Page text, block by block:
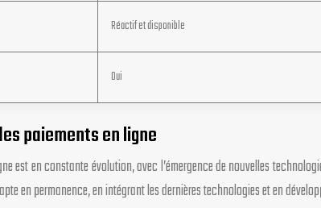
Réactif et disponible
Oui
paiements en ligne
est en constante évolution, avec l’émergence de nouvelles
en permanence, en intégrant les dernières technologies et en